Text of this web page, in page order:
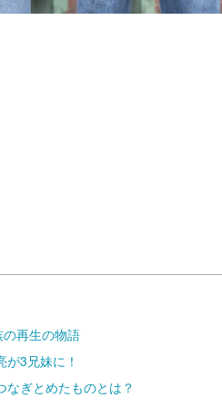
再生の物語
3兄妹に！
ぎとめたものとは？